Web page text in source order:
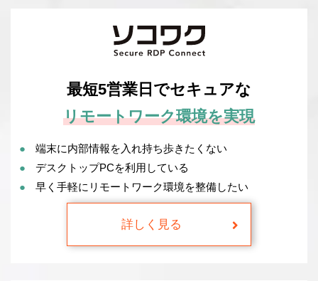
最短5営業日でセキュアな
リモートワーク環境を実現
端末に内部情報を入れ持ち歩きたくない
デスクトップPCを利用している
早く手軽にリモートワーク環境を整備したい
詳しく見る